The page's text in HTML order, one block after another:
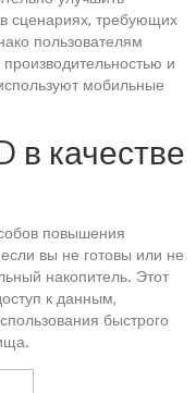
сценариях, требующих
пользователям
и
мобильные
в качестве
повышения
вы не готовы или не
накопитель. Этот
к данным,
быстрого